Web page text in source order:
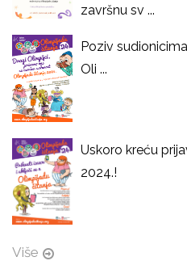
završnu sv ...
Poziv
Oli ...
Uskoro kreću
2024.!
Više